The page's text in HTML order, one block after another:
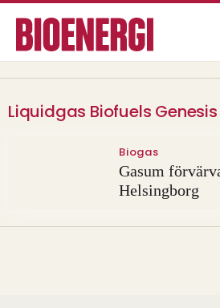
Liquidgas Biofuels Genesis
Biogas
Gasum
Helsingborg